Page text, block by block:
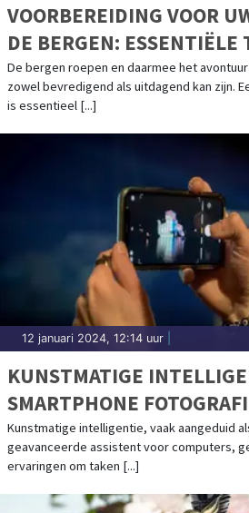
VOORBEREIDING VOOR
DE BERGEN: ESSENTIËLE
REIZEN EN VOERTUIGEN
De bergen roepen en daarmee het
zowel bevredigend als uitdagend kan zijn.
is essentieel [...]
12 januari 2024, 12:14 uur
KUNSTMATIGE
SMARTPHONE
Kunstmatige intelligentie, vaak aangeduid
geavanceerde assistent voor computers,
ervaringen om taken [...]